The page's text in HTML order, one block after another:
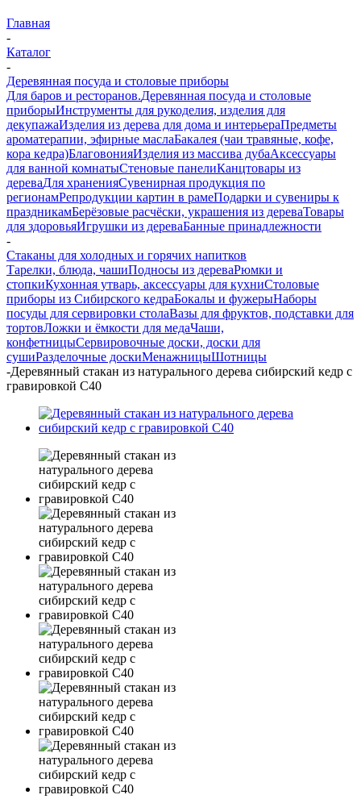
Главная
-
Каталог
-
Деревянная посуда и столовые приборы
Для баров и ресторанов.Деревянная посуда и столовые
приборыИнструменты для рукоделия, изделия для
декупажаИзделия из дерева для дома и интерьераПредметы
ароматерапии, эфирные маслаБакалея (чаи травяные, кофе,
кора кедра)БлаговонияИзделия из массива дубаАксессуары
для ванной комнатыСтеновые панелиКанцтовары из
дереваДля храненияСувенирная продукция по
регионамРепродукции картин в рамеПодарки и сувениры к
праздникамБерёзовые расчёски, украшения из дереваТовары
для здоровьяИгрушки из дереваБанные принадлежности
-
Стаканы для холодных и горячих напитков
Тарелки, блюда, чашиПодносы из дереваРюмки и
стопкиКухонная утварь, аксессуары для кухниСтоловые
приборы из Сибирского кедраБокалы и фужерыНаборы
посуды для сервировки столаВазы для фруктов, подставки для
тортовЛожки и ёмкости для медаЧаши,
конфетницыСервировочные доски, доски для
сушиРазделочные доскиМенажницыШотницы
-Деревянный стакан из натурального дерева сибирский кедр с
гравировкой C40